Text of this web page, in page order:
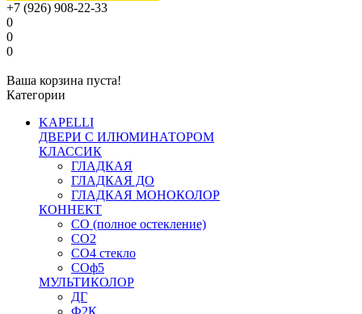
+7 (926) 908-22-33
0
0
0
Ваша корзина пуста!
Категории
KAPELLI
ДВЕРИ С ИЛЮМИНАТОРОМ
КЛАССИК
ГЛАДКАЯ
ГЛАДКАЯ ДО
ГЛАДКАЯ МОНОКОЛОР
КОННЕКТ
СО (полное остекление)
СО2
СО4 стекло
СОф5
МУЛЬТИКОЛОР
ДГ
Ф2К